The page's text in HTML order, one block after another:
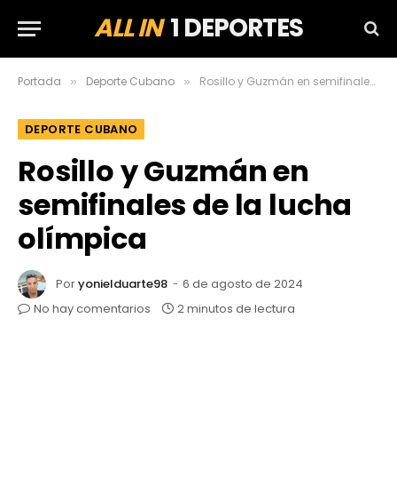
ALL IN1 DEPORTES
Portada » Deporte Cubano » Rosillo y Guzmán en semifinales de la lucha olímpica
DEPORTE CUBANO
Rosillo y Guzmán en
semifinales de la lucha
olímpica
Poryonielduarte98
6 de agosto de 2024
No hay comentarios
2 minutos de lectura